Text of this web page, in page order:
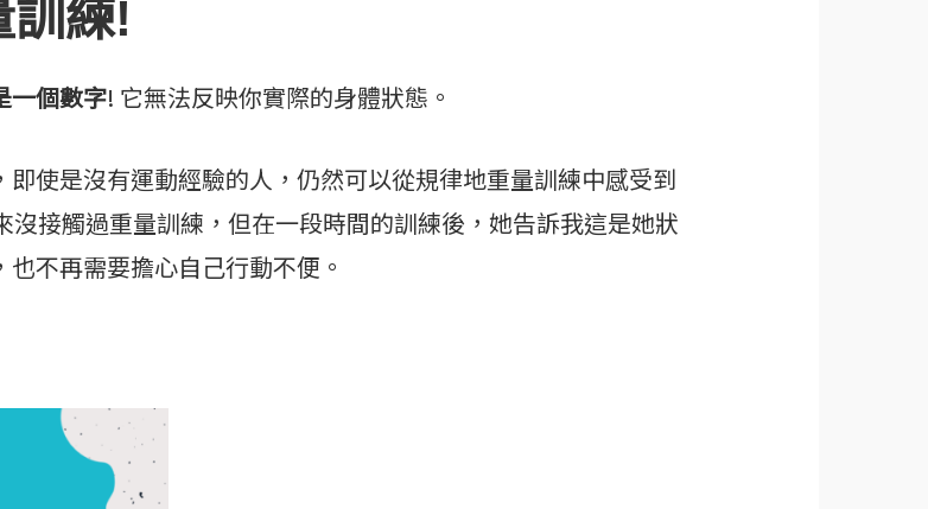
訓練!
一個數字! 它無法反映你實際的身體狀態。
使是沒有運動經驗的人，仍然可以從規律地重量訓練中感受到
接觸過重量訓練，但在一段時間的訓練後，她告訴我這是她狀
不再需要擔心自己行動不便。